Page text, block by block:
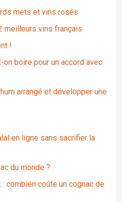
mets et vins rosés
meilleurs vins français
!
boire pour un accord avec
arrangé et développer une
en ligne sans sacrifier la
du monde ?
: combien coûte un cognac de